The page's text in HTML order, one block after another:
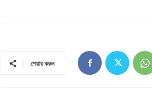
শেয়ার করুন